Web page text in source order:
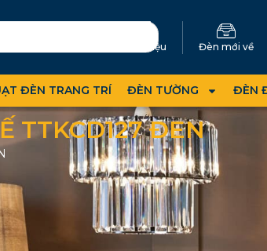
Giới thiệu Đèn mới về
ĐÈN TRANG TRÍ ĐÈN TƯỜNG ĐÈN
TTKCD127 ĐEN